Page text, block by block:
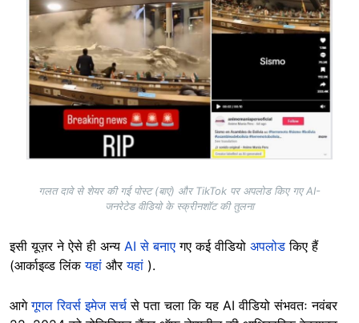
गलत दावे से शेयर की गई पोस्ट (बाएं) और TikTok पर अपलोड किए गए AI-
जनरेटेड वीडियो के स्क्रीनशॉट की तुलना
इसी यूज़र ने ऐसे ही अन्य AI से बनाए गए कई वीडियो अपलोड किए हैं
(आर्काइव्ड लिंकयहां औरयहां ).
आगेगूगल रिवर्स इमेज सर्च से पता चला कि यह AI वीडियो संभवतः नवंबर